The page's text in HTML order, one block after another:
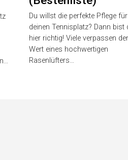
5 besten
(Bestenliste)
Du willst die perfekte Pflege für
deinen Tennisplatz? Dann bist du
hier richtig! Viele verpassen den